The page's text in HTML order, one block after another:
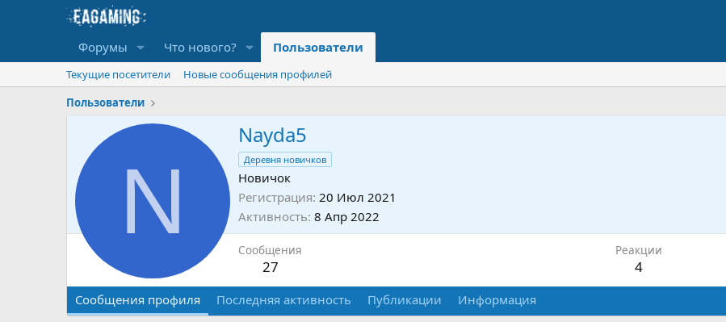
Форумы Что нового? Пользователи
Текущие посетители
Новые сообщения профилей
Пользователи
N
Nayda5
Деревня новичков
Новичок
Регистрация 20 Июл 2021
Активность 8 Апр 2022
Сообщения
27
Реакции
4
Сообщения профиля Последняя активность Публикации Информация